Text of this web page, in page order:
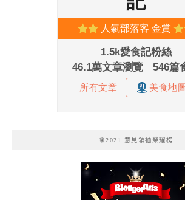
🧚2021 意見領袖榮耀榜